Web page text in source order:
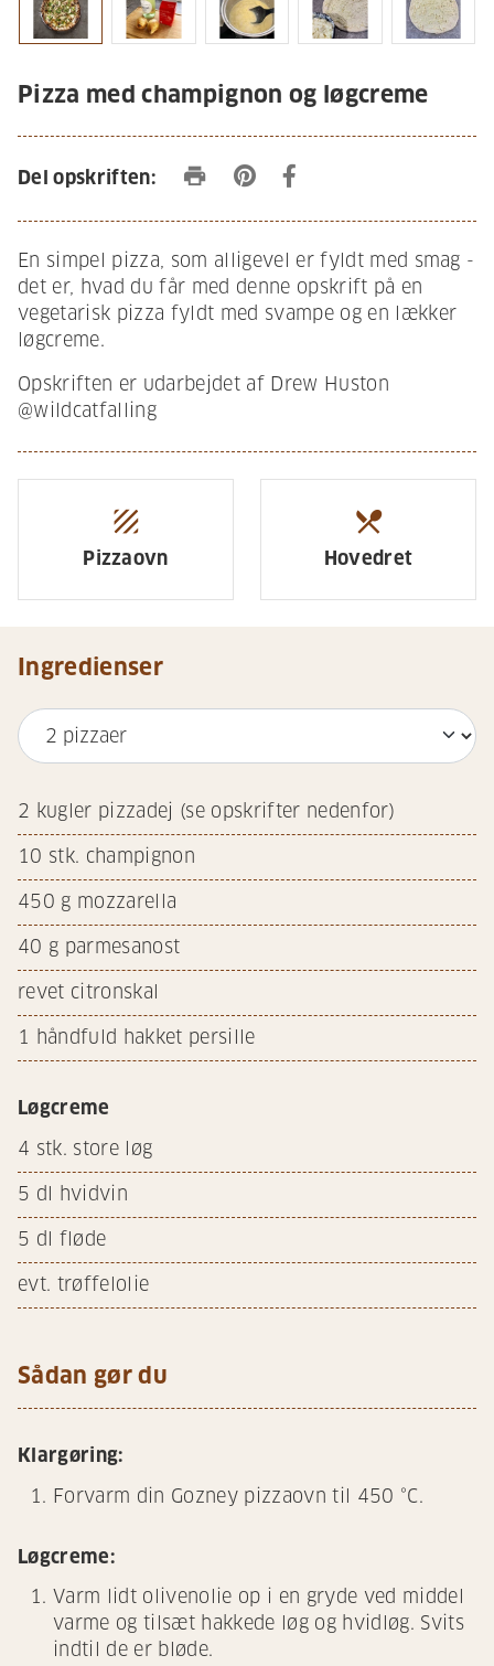
Pizza med champignon og løgcreme
Del opskriften: print
En simpel pizza, som alligevel er fyldt med smag -
det er, hvad du får med denne opskrift på en
vegetarisk pizza fyldt med svampe og en lækker
løgcreme.
Opskriften er udarbejdet af Drew Huston
@wildcatfalling
texture
Pizzaovn
restaurant_menu
Hovedret
Ingredienser
2 kugler pizzadej (se opskrifter nedenfor)
10 stk. champignon
450 g mozzarella
40 g parmesanost
revet citronskal
1 håndfuld hakket persille
Løgcreme
4 stk. store løg
5 dl hvidvin
5 dl fløde
evt. trøffelolie
Sådan gør du
Klargøring:
Forvarm din Gozney pizzaovn til 450 °C.
Løgcreme:
Varm lidt olivenolie op i en gryde ved middel
varme og tilsæt hakkede løg og hvidløg. Svits
indtil de er bløde.